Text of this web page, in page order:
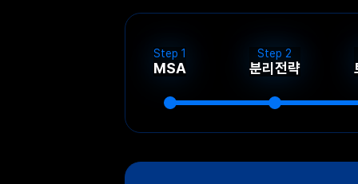
Step 1
MSA
Step 2
분리전략